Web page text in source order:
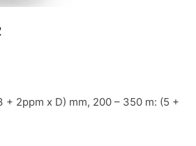
2ppm x D) mm, 200 – 350 m: (5 +